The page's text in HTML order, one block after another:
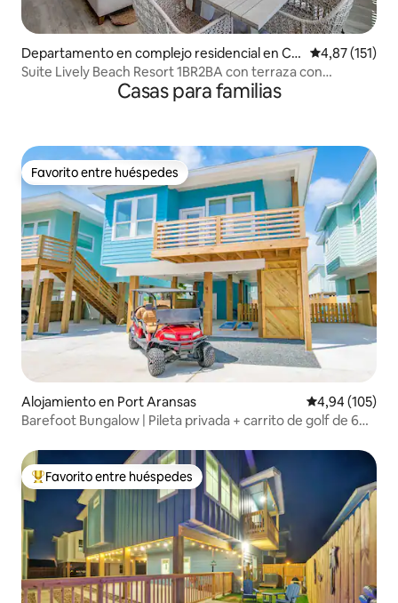
Departamento en complejo residencial en Co
rpus Christi
Calificación
4,87 (151)
Suite Lively Beach Resort 1BR2BA con terraza con
capacidad para 4 personas.Casas para familias
Favorito entre huéspedes
Favorito entre huéspedes
Alojamiento en Port Aransas Calificación
4,94 (105)
Barefoot Bungalow | Pileta privada + carrito de golf de 6
Favorito entre los huéspedes más destacados
Favorito entre huéspedes